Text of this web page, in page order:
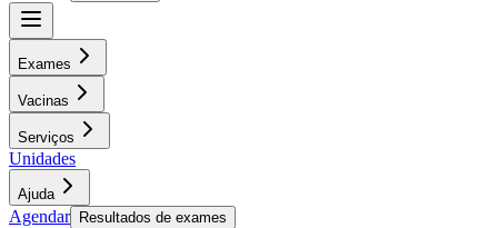
Exames
Vacinas
Serviços
Unidades
Ajuda
Agendar Resultados de exames